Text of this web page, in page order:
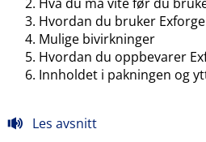
Hvordan du bruker Exforge
Mulige bivirkninger
Hvordan du oppbevarer
Innholdet i pakningen og
Les avsnitt